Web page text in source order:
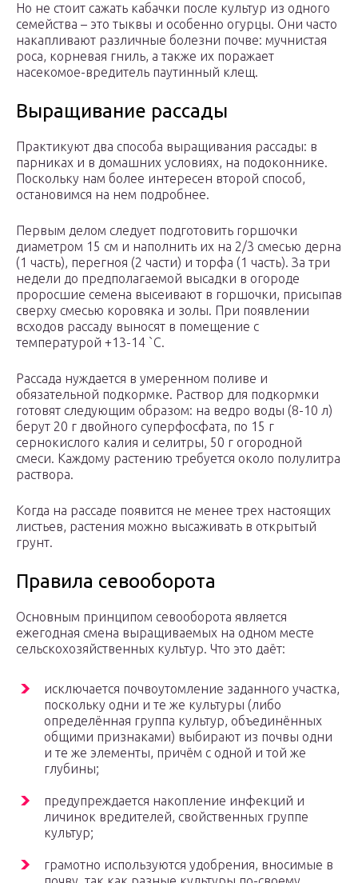
Но не стоит сажать кабачки после культур из одного
семейства – это тыквы и особенно огурцы. Они часто
накапливают различные болезни почве: мучнистая
роса, корневая гниль, а также их поражает
насекомое-вредитель паутинный клещ.
Выращивание рассады
Практикуют два способа выращивания рассады: в
парниках и в домашних условиях, на подоконнике.
Поскольку нам более интересен второй способ,
остановимся на нем подробнее.
Первым делом следует подготовить горшочки
диаметром 15 см и наполнить их на 2/3 смесью дерна
(1 часть), перегноя (2 части) и торфа (1 часть). За три
недели до предполагаемой высадки в огороде
проросшие семена высеивают в горшочки, присыпав
сверху смесью коровяка и золы. При появлении
всходов рассаду выносят в помещение с
температурой +13-14 `C.
Рассада нуждается в умеренном поливе и
обязательной подкормке. Раствор для подкормки
готовят следующим образом: на ведро воды (8-10 л)
берут 20 г двойного суперфосфата, по 15 г
сернокислого калия и селитры, 50 г огородной
смеси. Каждому растению требуется около полулитра
раствора.
Когда на рассаде появится не менее трех настоящих
листьев, растения можно высаживать в открытый
грунт.
Правила севооборота
Основным принципом севооборота является
ежегодная смена выращиваемых на одном месте
сельскохозяйственных культур. Что это даёт:
исключается почвоутомление заданного участка,
поскольку одни и те же культуры (либо
определённая группа культур, объединённых
общими признаками) выбирают из почвы одни
и те же элементы, причём с одной и той же
глубины;
предупреждается накопление инфекций и
личинок вредителей, свойственных группе
культур;
грамотно используются удобрения, вносимые в